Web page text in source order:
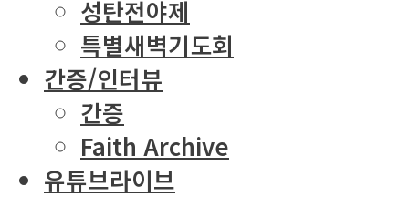
성탄전야제
특별새벽기도회
간증/인터뷰
간증
Faith Archive
유튜브라이브